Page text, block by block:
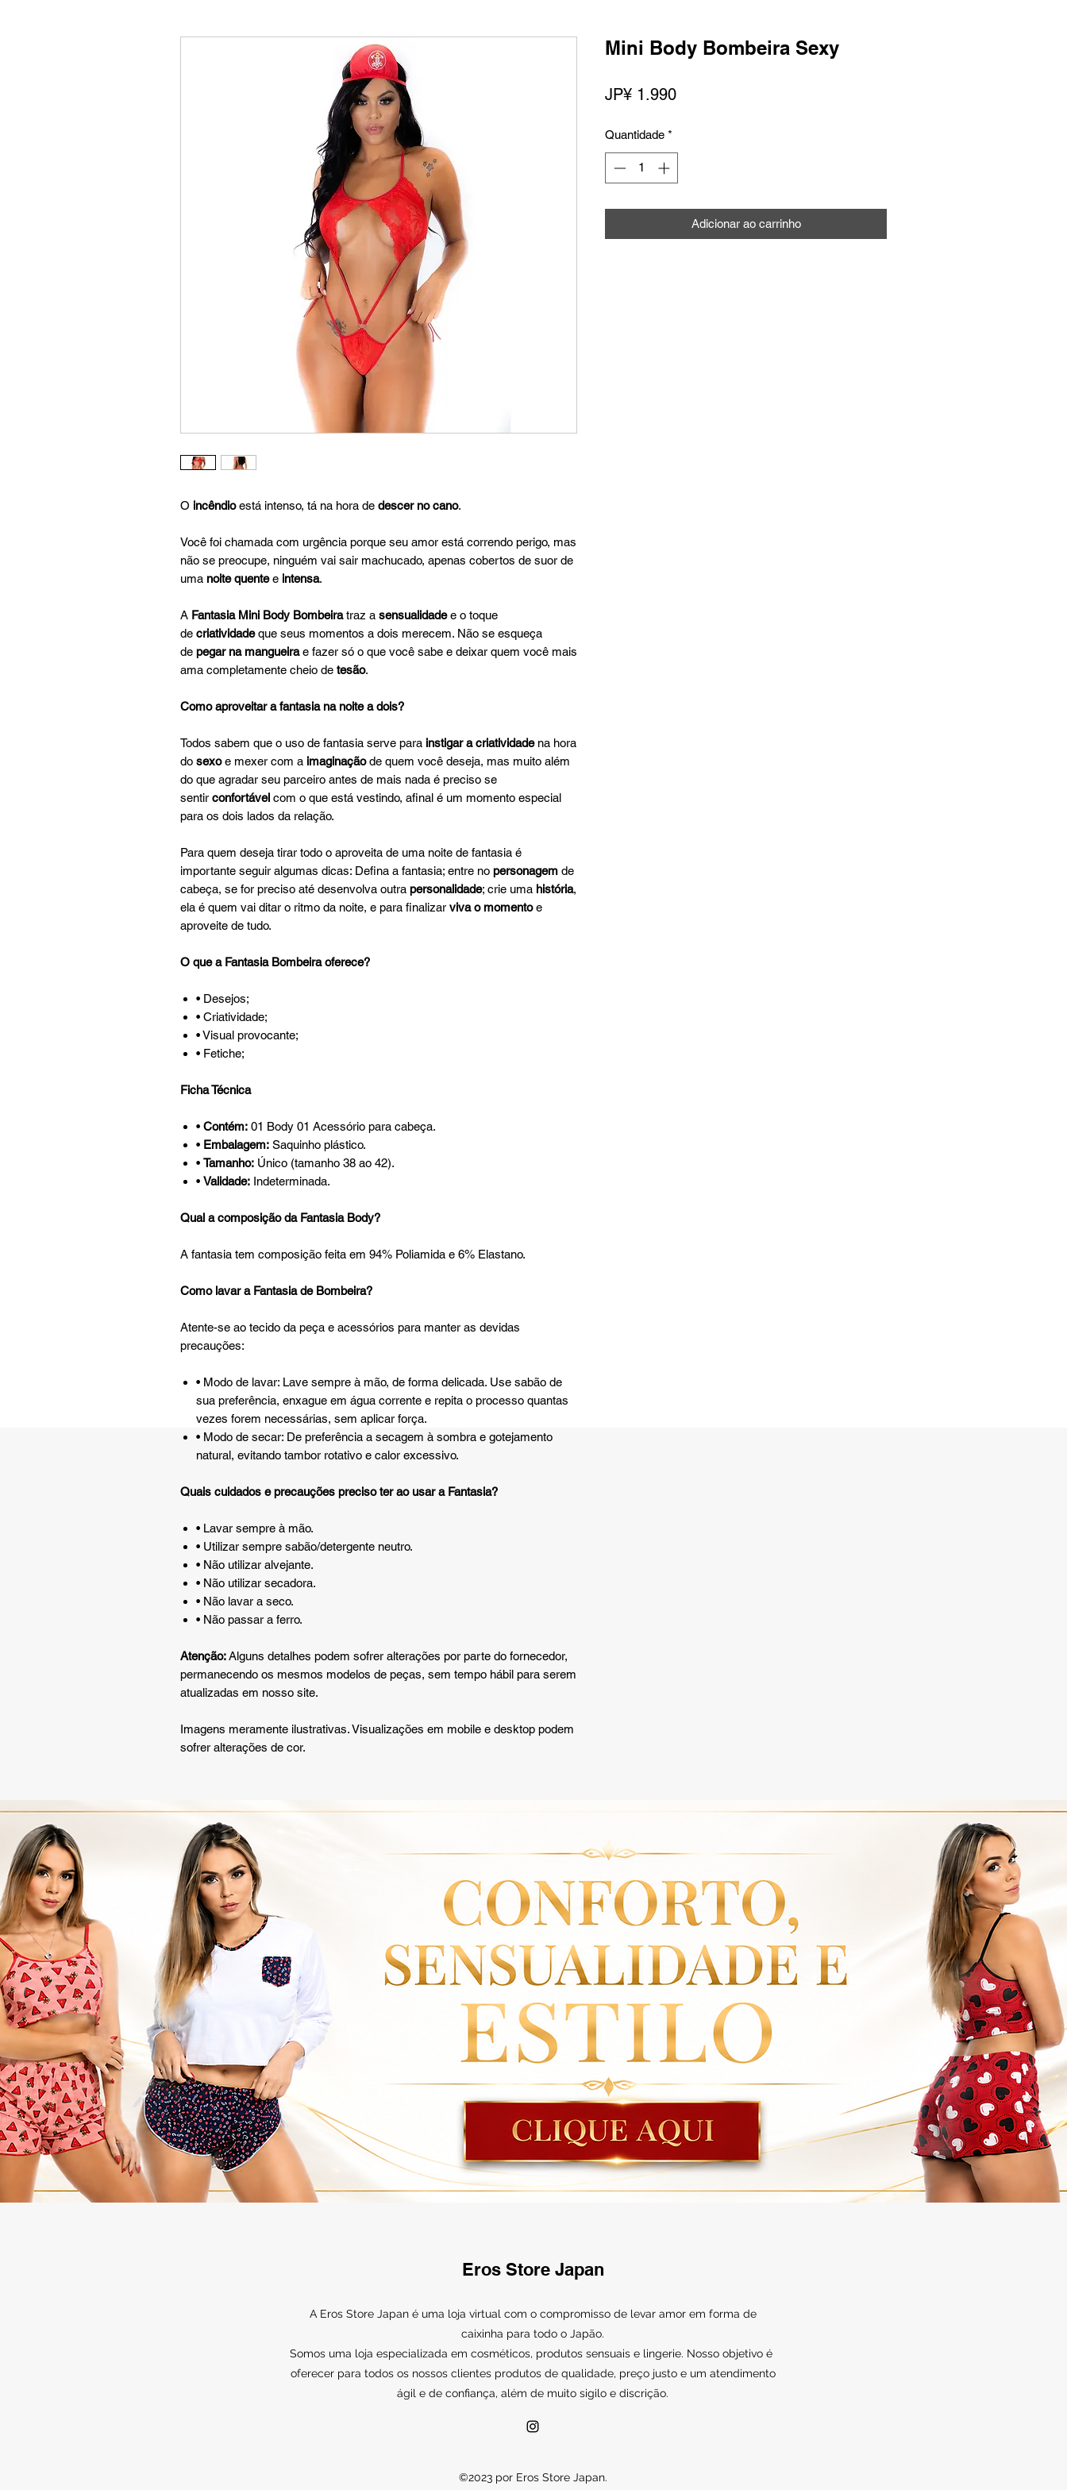
O incêndioestá intenso, tá na hora de descer no cano.
Você foi chamada com urgência porque seu amor está correndo perigo, mas
não se preocupe, ninguém vai sair machucado, apenas cobertos de suor de
uma noite quentee intensa.
A Fantasia Mini Body Bombeiratraz a sensualidadee o toque
de criatividadeque seus momentos a dois merecem. Não se esqueça
de pegar na mangueirae fazer só o que você sabe e deixar quem você mais
ama completamente cheio de tesão.
Como aproveitar a fantasia na noite a dois?
Todos sabem que o uso de fantasia serve para instigar a criatividadena hora
do sexoe mexer com a imaginaçãode quem você deseja, mas muito além
do que agradar seu parceiro antes de mais nada é preciso se
sentir confortável com o que está vestindo, afinal é um momento especial
para os dois lados da relação.
Para quem deseja tirar todo o aproveita de uma noite de fantasia é
importante seguir algumas dicas: Defina a fantasia; entre no personagem de
cabeça, se for preciso até desenvolva outra personalidade; crie uma história,
ela é quem vai ditar o ritmo da noite, e para finalizar viva o momentoe
aproveite de tudo.
O que a Fantasia Bombeira oferece?
• Desejos;
• Criatividade;
• Visual provocante;
• Fetiche;
Ficha Técnica
• Contém: 01 Body 01 Acessório para cabeça.
• Embalagem: Saquinho plástico.
• Tamanho: Único (tamanho 38 ao 42).
• Validade: Indeterminada.
Qual a composição da Fantasia Body?
A fantasia tem composição feita em 94% Poliamida e 6% Elastano.
Como lavar a Fantasia de Bombeira?
Atente-se ao tecido da peça e acessórios para manter as devidas
precauções:
• Modo de lavar: Lave sempre à mão, de forma delicada. Use sabão de
sua preferência, enxague em água corrente e repita o processo quantas
vezes forem necessárias, sem aplicar força.
• Modo de secar: De preferência a secagem à sombra e gotejamento
natural, evitando tambor rotativo e calor excessivo.
Quais cuidados e precauções preciso ter ao usar a Fantasia?
• Lavar sempre à mão.
• Utilizar sempre sabão/detergente neutro.
• Não utilizar alvejante.
• Não utilizar secadora.
• Não lavar a seco.
• Não passar a ferro.
Atenção:Alguns detalhes podem sofrer alterações por parte do fornecedor,
permanecendo os mesmos modelos de peças, sem tempo hábil para serem
atualizadas em nosso site.
Imagens meramente ilustrativas. Visualizações em mobile e desktop podem
sofrer alterações de cor.
Mini Body Bombeira Sexy
JP¥ 1.990Preço
Quantidade *
Adicionar ao carrinho
Eros Store Japan
A Eros Store Japan é uma loja virtual com o compromisso de levar amor em forma de
caixinha para todo o Japão.
Somos uma loja especializada em cosméticos, produtos sensuais e lingerie. Nosso objetivo é
oferecer para todos os nossos clientes produtos de qualidade, preço justo e um atendimento
ágil e de confiança, além de muito sigilo e discrição.
©2023 por Eros Store Japan.